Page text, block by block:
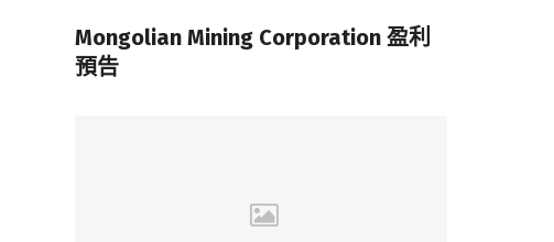
Mongolian Mining Corporation 盈利
預告